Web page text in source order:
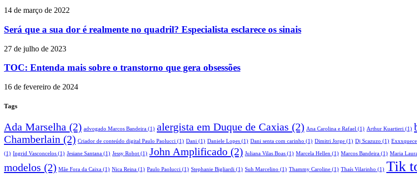
14 de março de 2022
Será que a sua dor é realmente no quadril? Especialista esclarece os sinais
27 de julho de 2023
TOC: Entenda mais sobre o transtorno que gera obsessões
16 de fevereiro de 2024
Tags
Ada Marselha (2) advogado Marcos Bandeira (1) alergista em Duque de Caxias (2) Ana Carolina e Rafael (1) Arthur Kuartieri (1)
Chamberlain (2) Criador de conteúdo digital Paulo Paolucci (1) Dani (1) Daniele Lopes (1) Dani senta com carinho (1) Dimitri Jorge (1) Dj Scazuzo (1) Exxxquece
(1) Ingrid Vasconcelos (1) Jesiane Santana (1) Jessy Robot (1) John Amplificado (2) Juliana Vilas Boas (1) Marcela Hellen (1) Marcos Bandeira (1) Maria
modelos (2) Mãe Fora da Caixa (1) Nica Reina (1) Paulo Paolucci (1) Stephanie Bigliardi (1) Suh Marcelino (1) Thammy Caroline (1) Thaís Vilarinho (1) Tik